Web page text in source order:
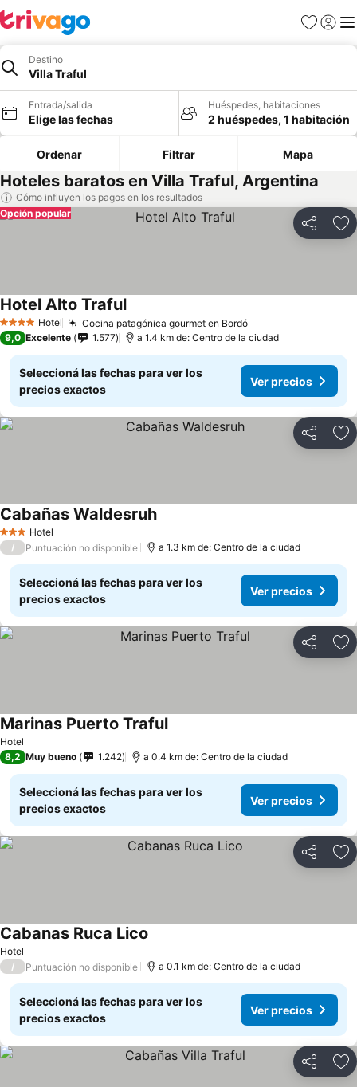
Favoritos
Iniciar
Destino
Villa Traful
Entrada/salida
Elige las fechas
Huéspedes, habitaciones
2 huéspedes, 1 habitación
Ordenar Filtrar Mapa
Hoteles baratos en Villa Traful, Argentina
Cómo influyen los pagos en los resultados
Compartir
Opción popular
4 EstrellasHotel Cocina patagónica gourmet en BordóVer precios
Hotel Alto TrafulVer precios
9,0 Excelente 1.577 a 1.4 km de: Centro de la ciudad
Seleccioná las fechas para ver los
precios exactos
Ver precios
Compartir
3 Estrellas
Hotel
Cabañas WaldesruhVer precios
/ Puntuación no disponible a 1.3 km de: Centro de la ciudad
Seleccioná las fechas para ver los
precios exactos
Ver precios
Compartir
Hotel
Marinas Puerto TrafulVer precios
8,2 Muy bueno 1.242 a 0.4 km de: Centro de la ciudad
Seleccioná las fechas para ver los
precios exactos
Ver precios
Compartir
Hotel
Cabanas Ruca Lico
/ Puntuación no disponible a 0.1 km de: Centro de la ciudad
Seleccioná las fechas para ver los
precios exactos
Ver precios
Compartir